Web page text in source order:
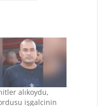
alıkoydu,
işgalcinin